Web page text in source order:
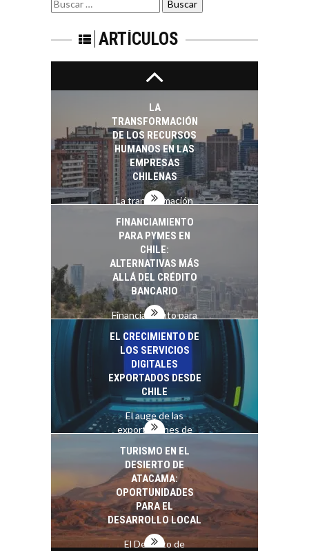
por:
ARTÍCULOS
EN CHILE:
PARA STARTUPS Y
NUEVOS NEGOCIOS
Capital de riesgo en
Chile: motor de
startups…
LA
TRANSFORMACIÓN
DE LOS RECURSOS
HUMANOS EN LAS
EMPRESAS
CHILENAS
La transformación
recursos humanos en
las empresas…
FINANCIAMIENTO
PARA PYMES EN
CHILE:
ALTERNATIVAS MÁS
ALLÁ DEL CRÉDITO
BANCARIO
Financiamiento para
pymes en Chile:
alternativas que
trascienden el
crédito…
EL CRECIMIENTO DE
LOS SERVICIOS
DIGITALES
EXPORTADOS DESDE
CHILE
El auge de las
exportaciones de
Chile:…
TURISMO EN EL
DESIERTO DE
ATACAMA:
OPORTUNIDADES
PARA EL
DESARROLLO LOCAL
El Desierto de